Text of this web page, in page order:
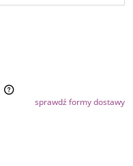
płatnościsprawdź formy dostawy